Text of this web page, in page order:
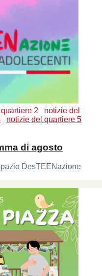
2
notizie del
notizie del quartiere 5
di agosto
DesTEENazione